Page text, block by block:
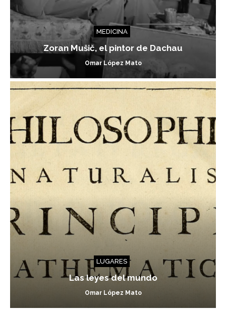
MEDICINA
Zoran Mušič, el pintor de Dachau
Omar López Mato
LUGARES
Las leyes del mundo
Omar López Mato